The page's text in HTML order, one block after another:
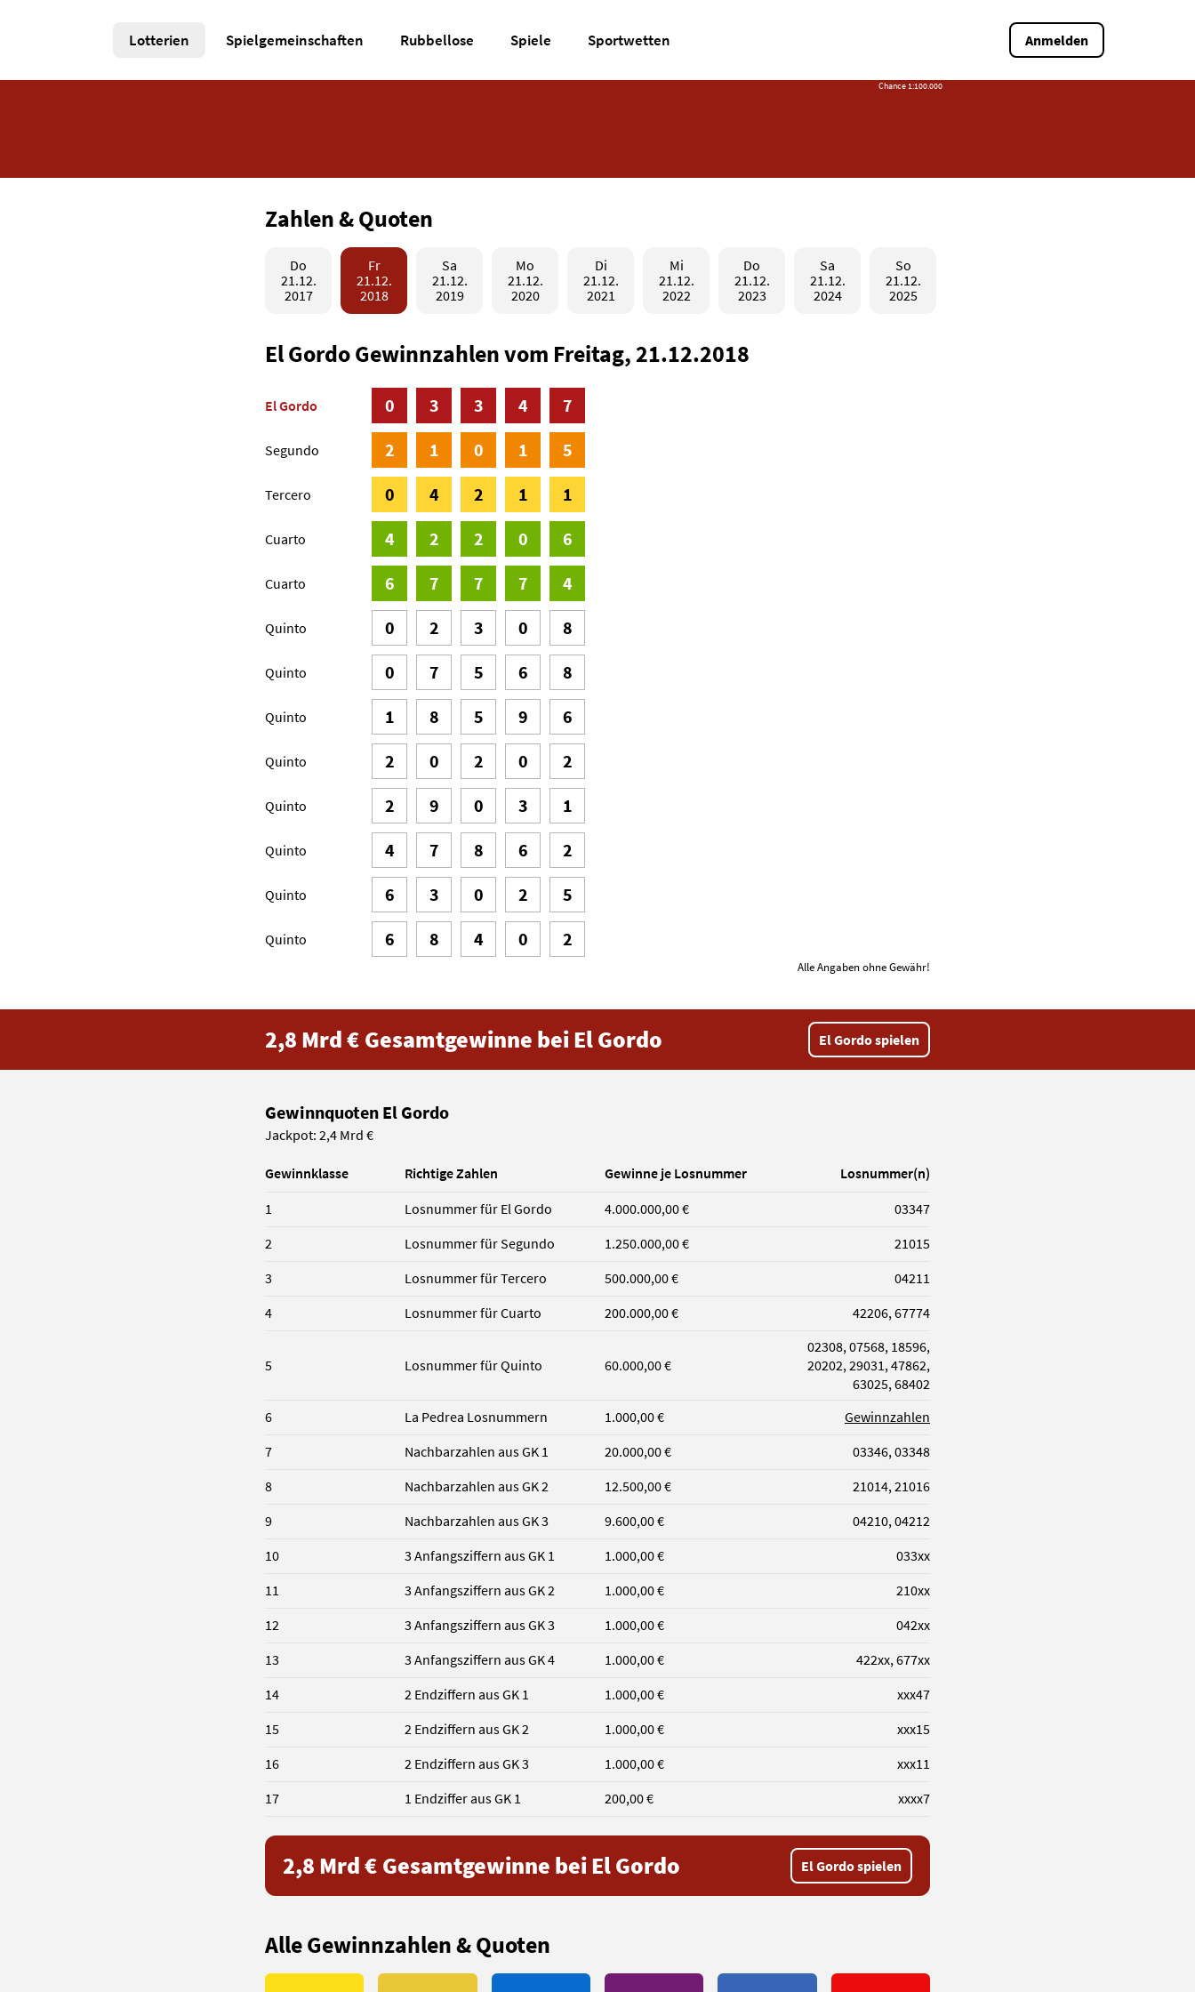
Lotterien Spielgemeinschaften Rubbellose Spiele Sportwetten Anmelden
Chance 1:100.000
Zahlen & Quoten
Do
21.12.
2017
Fr
21.12.
2018
Sa
21.12.
2019
Mo
21.12.
2020
Di
21.12.
2021
Mi
21.12.
2022
Do
21.12.
2023
Sa
21.12.
2024
So
21.12.
2025
El Gordo Gewinnzahlen vom Freitag, 21.12.2018
El Gordo 0 3 3 4 7
Segundo 2 1 0 1 5
Tercero 0 4 2 1 1
Cuarto 4 2 2 0 6
Cuarto 6 7 7 7 4
Quinto 0 2 3 0 8
Quinto 0 7 5 6 8
Quinto 1 8 5 9 6
Quinto 2 0 2 0 2
Quinto 2 9 0 3 1
Quinto 4 7 8 6 2
Quinto 6 3 0 2 5
Quinto 6 8 4 0 2
Alle Angaben ohne Gewähr!
2,8 Mrd € Gesamtgewinne beiEl Gordo El Gordo spielen
Gewinnquoten El Gordo
Jackpot: 2,4 Mrd €
Gewinn­klasse Richtige Zahlen Gewinne je Losnummer
Los­nummer(n)
1
Losnummer für El Gordo 4.000.000,00 €
03347
2
Losnummer für Segundo 1.250.000,00 €
21015
3
Losnummer für Tercero 500.000,00 €
04211
4
Losnummer für Cuarto 200.000,00 € 42206, 67774
5 Losnummer für Quinto 60.000,00 €
02308, 07568, 18596,
20202, 29031, 47862,
63025, 68402
6
La Pedrea Losnummern 1.000,00 €
Gewinnzahlen
7
Nachbarzahlen aus GK 1 20.000,00 €
03346, 03348
8
Nachbarzahlen aus GK 2 12.500,00 €
21014, 21016
9
Nachbarzahlen aus GK 3 9.600,00 €
04210, 04212
10
3 Anfangsziffern aus GK 1 1.000,00 €
033xx
11
3 Anfangsziffern aus GK 2 1.000,00 €
210xx
12
3 Anfangsziffern aus GK 3 1.000,00 €
042xx
13
3 Anfangsziffern aus GK 4 1.000,00 €
422xx, 677xx
14
2 Endziffern aus GK 1 1.000,00 €
xxx47
15
2 Endziffern aus GK 2 1.000,00 €
xxx15
16
2 Endziffern aus GK 3 1.000,00 €
xxx11
17
1 Endziffer aus GK 1 200,00 € xxxx7
2,8 Mrd € Gesamtgewinne beiEl Gordo El Gordo spielen
Alle Gewinnzahlen & Quoten